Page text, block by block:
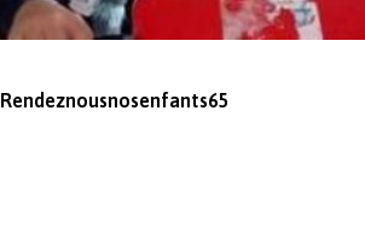
Rendeznousnosenfants65